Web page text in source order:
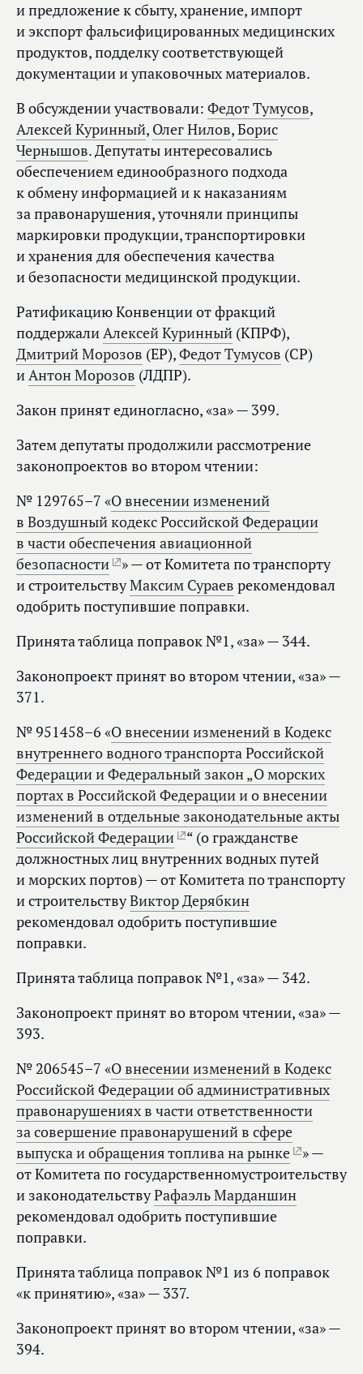
и предложение к сбыту, хранение, импорт
и экспорт фальсифицированных медицинских
продуктов, подделку соответствующей
документации и упаковочных материалов.
В обсуждении участвовали: Федот Тумусов,
Алексей Куринный, Олег Нилов,Борис
Чернышов. Депутаты интересовались
обеспечением единообразного подхода
к обмену информацией и к наказаниям
за правонарушения, уточняли принципы
маркировки продукции, транспортировки
и хранения для обеспечения качества
и безопасности медицинской продукции.
Ратификацию Конвенции от фракций
поддержалиАлексей Куринный (КПРФ),
Дмитрий Морозов (ЕР),Федот Тумусов (СР)
иАнтон Морозов (ЛДПР).
Закон принят единогласно, «за» — 399.
Затем депутаты продолжили рассмотрение
законопроектов во втором чтении:
№ 129765–7 «О внесении изменений
в Воздушный кодекс Российской Федерации
в части обеспечения авиационной
безопасности
» — от Комитета по транспорту
и строительствуМаксим Сураев рекомендовал
одобрить поступившие поправки.
Принята таблица поправок №1, «за» — 344.
Законопроект принят во втором чтении, «за» —
371.
№ 951458–6 «О внесении изменений в Кодекс
внутреннего водного транспорта Российской
Федерации и Федеральный закон „О морских
портах в Российской Федерации и о внесении
изменений в отдельные законодательные акты
Российской Федерации
“ (о гражданстве
должностных лиц внутренних водных путей
и морских портов) — от Комитета по транспорту
и строительствуВиктор Дерябкин
рекомендовал одобрить поступившие
поправки.
Принята таблица поправок №1, «за» — 342.
Законопроект принят во втором чтении, «за» —
393.
№ 206545–7 «О внесении изменений в Кодекс
Российской Федерации об административных
правонарушениях в части ответственности
за совершение правонарушений в сфере
выпуска и обращения топлива на рынке
» —
от Комитета по государственномустроительству
и законодательствуРафаэль Марданшин
рекомендовал одобрить поступившие
поправки.
Принята таблица поправок №1 из 6 поправок
«к принятию», «за» — 337.
Законопроект принят во втором чтении, «за» —
394.